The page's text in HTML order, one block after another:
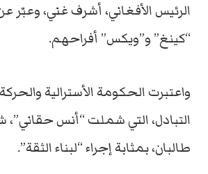
الرئيس الأفغاني، أشرف غني، وعبّر
“كينغ” و”ويكس” أفراحهم.
واعتبرت الحكومة الأسترالية
التبادل، التي شملت “أنس
طالبان، بمثابة إجراء “لبناء الثقة”.